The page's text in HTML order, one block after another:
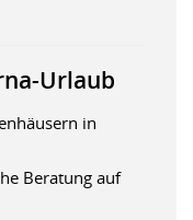
Urlaub
in
Beratung auf